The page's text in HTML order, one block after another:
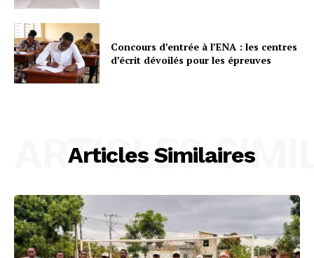
Concours d’entrée à l’ENA : les centres
d’écrit dévoilés pour les épreuves
Articles Similaires
ARTICLES